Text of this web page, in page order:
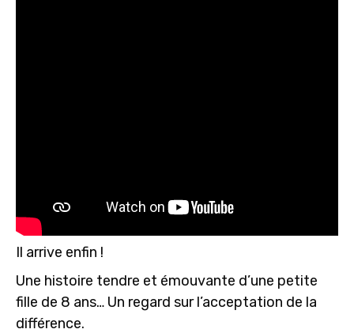
Il arrive enfin !
Une histoire tendre et émouvante d’une petite
fille de 8 ans… Un regard sur l’acceptation de la
différence.